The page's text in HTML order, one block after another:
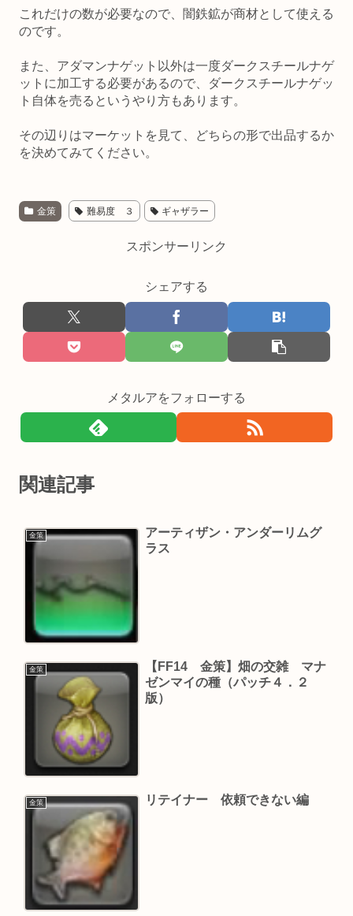
これだけの数が必要なので、闇鉄鉱が商材として使える
のです。
また、アダマンナゲット以外は一度ダークスチールナゲ
ットに加工する必要があるので、ダークスチールナゲッ
ト自体を売るというやり方もあります。
その辺りはマーケットを見て、どちらの形で出品するか
を決めてみてください。
金策 難易度 ３ ギャザラー
スポンサーリンク
シェアする
メタルアをフォローする
関連記事
金策
アーティザン・アンダーリムグ
ラス
金策
【FF14 金策】畑の交雑 マナ
ゼンマイの種（パッチ４．２
版）
金策 リテイナー 依頼できない編